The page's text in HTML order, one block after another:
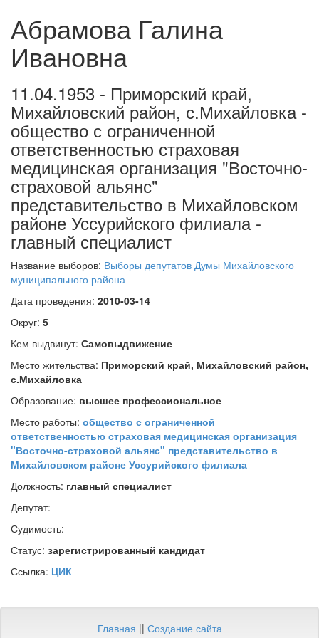
Абрамова Галина
Ивановна
11.04.1953 - Приморский край,
Михайловский район, с.Михайловка -
общество с ограниченной
ответственностью страховая
медицинская организация "Восточно-
страховой альянс"
представительство в Михайловском
районе Уссурийского филиала -
главный специалист
Название выборов: Выборы депутатов Думы Михайловского
муниципального района
Дата проведения: 2010-03-14
Округ: 5
Кем выдвинут: Самовыдвижение
Место жительства: Приморский край, Михайловский район,
с.Михайловка
Образование: высшее профессиональное
Место работы: общество с ограниченной
ответственностью страховая медицинская организация
"Восточно-страховой альянс" представительство в
Михайловском районе Уссурийского филиала
Должность: главный специалист
Депутат:
Судимость:
Статус: зарегистрированный кандидат
Ссылка: ЦИК
Главная || Создание сайта